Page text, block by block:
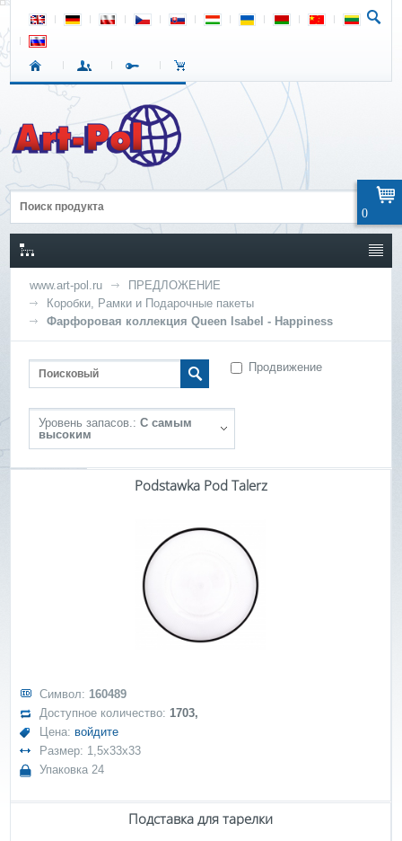
www.art-pol.ru
ПРЕДЛОЖЕНИЕ
Коробки, Рамки и Подарочные пакеты
Фарфоровая коллекция Queen Isabel - Happiness
Продвижение
Уровень запасов.: С самым
высоким
Podstawka Pod Talerz
Символ: 160489
Доступное количество:1703,
Цена: войдите
Размер: 1,5x33x33
Упаковка 24
Подставка для тарелки
0